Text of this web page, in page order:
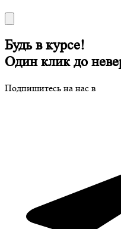
Будь в курсе!
Один клик до
Подпишитесь на нас в